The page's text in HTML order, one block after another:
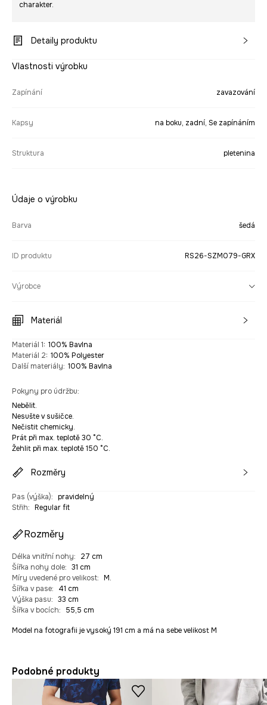
charakter.
Detaily produktu
Vlastnosti výrobku
Zapínání zavazování
Kapsy na boku, zadní, Se zapínáním
Struktura pletenina
Údaje o výrobku
Barva šedá
ID produktu RS26-SZM079-GRX
Výrobce
Materiál
Materiál 1: 100% Bavlna
Materiál 2: 100% Polyester
Další materiály: 100% Bavlna
Pokyny pro údržbu:
Nebělit.
Nesušte v sušičce.
Nečistit chemicky.
Prát při max. teplotě 30 °C.
Žehlit při max. teplotě 150 °C.
Rozměry
Pas (výška): pravidelný
Střih: Regular fit
Rozměry
Délka vnitřní nohy:
27 cm
Šířka nohy dole: 31 cm
Míry uvedené pro velikost: M.
Šířka v pase:
41 cm
Výška pasu: 33 cm
Šířka v bocích: 55,5 cm
Model na fotografii je vysoký 191 cm a má na sebe velikost M
Podobné produkty